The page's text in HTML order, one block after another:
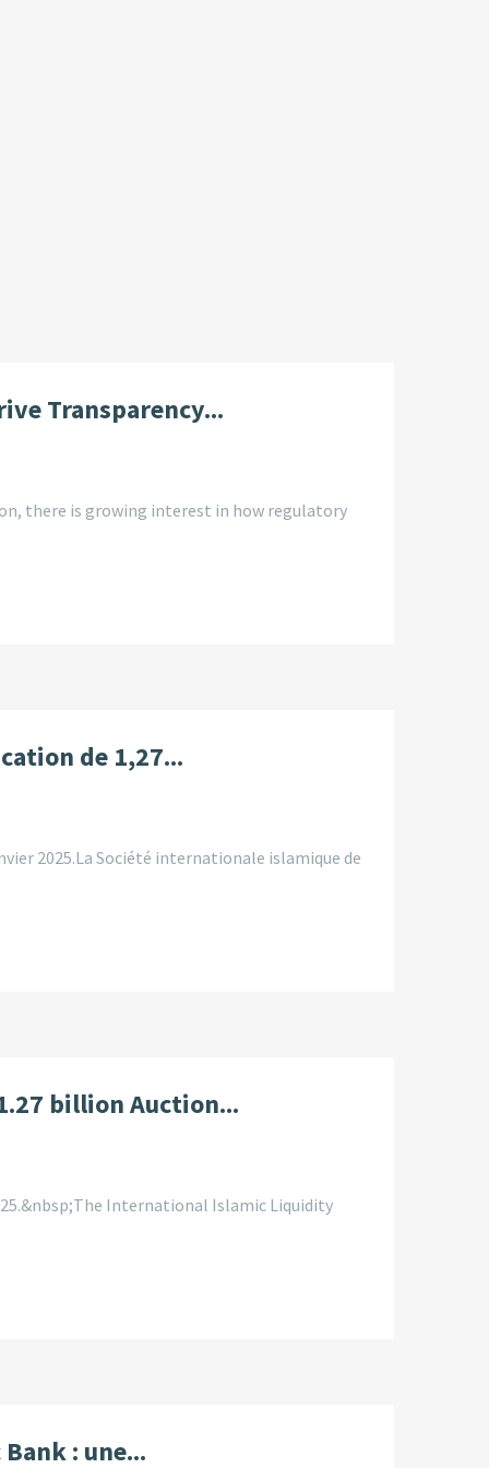
Transparency...
there is growing interest in how regulatory
de 1,27...
2025.La Société internationale islamique de
billion Auction...
International Islamic Liquidity
: une...